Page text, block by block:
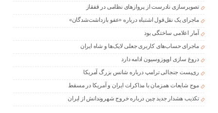
تصویرسازی نادرست از پروازهای نظامی در قفقاز
ماجرای یک نقل‌قول اشتباه درباره «عفو بازداشت‌شدگان»
آمار اعلامی ساختگی بود
ماجرای حساب‌های کاربری جعلی لایک‌ها و شاه ایران
دروغ سازی اوپوزوسیون ادامه دارد
ری‌پست جنجالی ترامپ درباره شانس بزرگ آمریکا
موج شایعات همزمان با مذاکرات ایران و آمریکا در مسقط
تکذیب هشدار جدید چین درباره خروج شهروندانش از ایران